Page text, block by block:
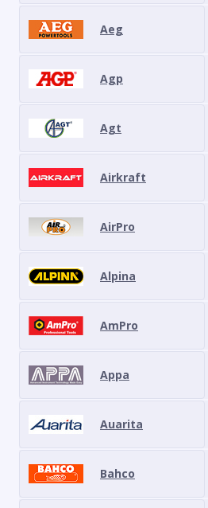
Aeg
Agp
Agt
Airkraft
AirPro
Alpina
AmPro
Appa
Auarita
Bahco